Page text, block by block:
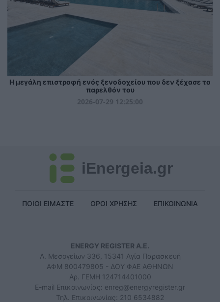
Η μεγάλη επιστροφή ενός ξενοδοχείου που δεν ξέχασε το
παρελθόν του
2026-07-29 12:25:00
iEnergeia.gr
ΠΟΙΟΙ ΕΙΜΑΣΤΕ ΟΡΟΙ ΧΡΗΣΗΣ ΕΠΙΚΟΙΝΩΝΙΑ
ENERGY REGISTER Α.Ε.
Λ. Μεσογείων 336, 15341 Αγία Παρασκευή
ΑΦΜ 800479805 - ΔΟΥ ΦΑΕ ΑΘΗΝΩΝ
Αρ. ΓΕΜΗ 124714401000
E-mail Επικοινωνίας: enreg@energyregister.gr
Τηλ. Επικοινωνίας: 210 6534882